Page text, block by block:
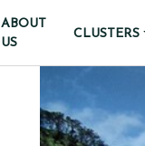
ABOUT
US
CLUSTERS